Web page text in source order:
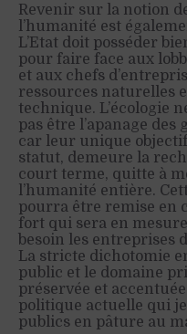
Revenir sur la notion
l’humanité est
L’Etat doit posséder
pour faire face aux
et aux chefs
ressources naturelles
technique. L’écologie
pas être l’apanage
car leur unique
statut, demeure la
court terme, quitte à
l’humanité entière.
pourra être remise en
fort qui sera en
besoin les entreprises
La stricte dichotomie
public et le domaine
préservée et accentuée
politique actuelle qui
publics en pâture au